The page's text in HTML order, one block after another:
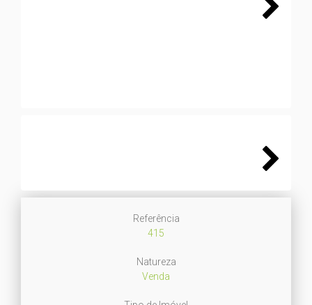
Referência
415
Natureza
Venda